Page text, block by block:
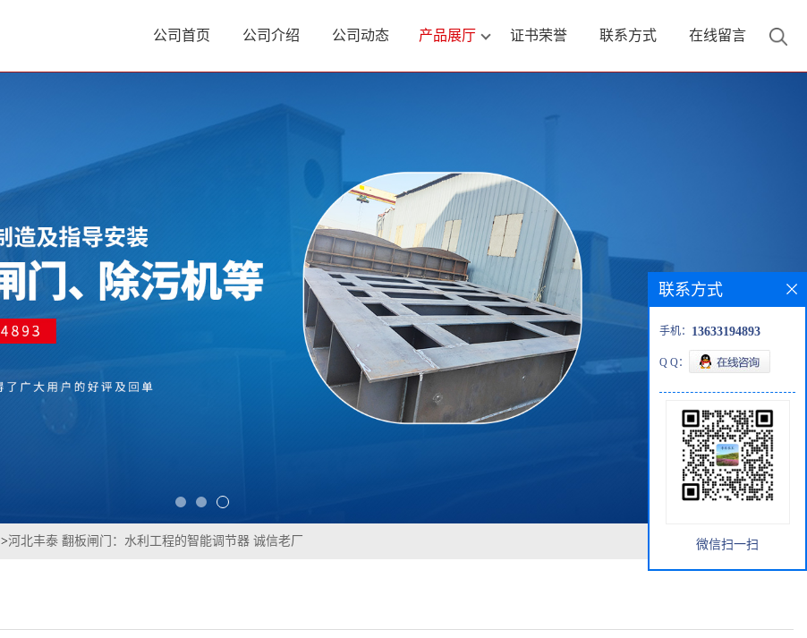
公司首页 公司介绍 公司动态 产品展厅 证书荣誉 联系方式 在线留言
>河北丰泰 翻板闸门：水利工程的智能调节器 诚信老厂
联系方式
手机： 13633194893
Q Q：
微信扫一扫